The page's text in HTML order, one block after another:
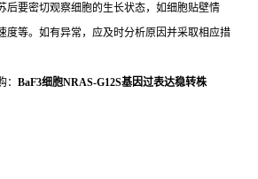
后要密切观察细胞的生长状态，如细胞贴壁情
度等。如有异常，应及时分析原因并采取相应措
BaF3细胞NRAS-G12S基因过表达稳转株